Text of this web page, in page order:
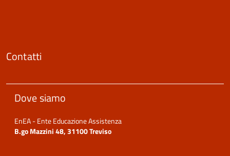
Contatti
Dove siamo
EnEA - Ente Educazione Assistenza
B.go Mazzini 48, 31100 Treviso